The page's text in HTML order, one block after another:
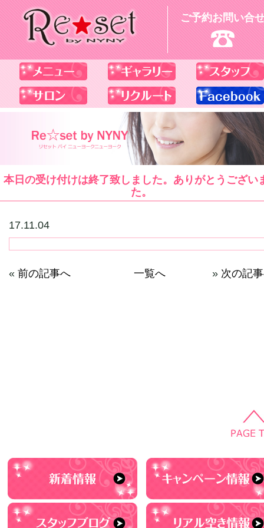
ご予約お問い合
本日の受け付けは終了致しました。ありがとうござい
た。
17.11.04
« 前の記事へ 一覧へ » 次の記